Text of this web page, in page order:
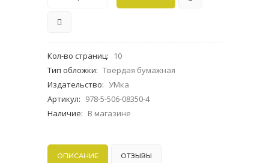
Кол-во страниц:
10
Тип обложки: Твердая бумажная
Издательство: УМка
Артикул: 978-5-506-08350-4
Наличие: В магазине
ОПИСАНИЕ ОТЗЫВЫ